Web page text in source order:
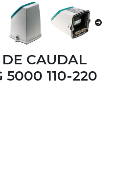
CAUDAL
5000 110-220